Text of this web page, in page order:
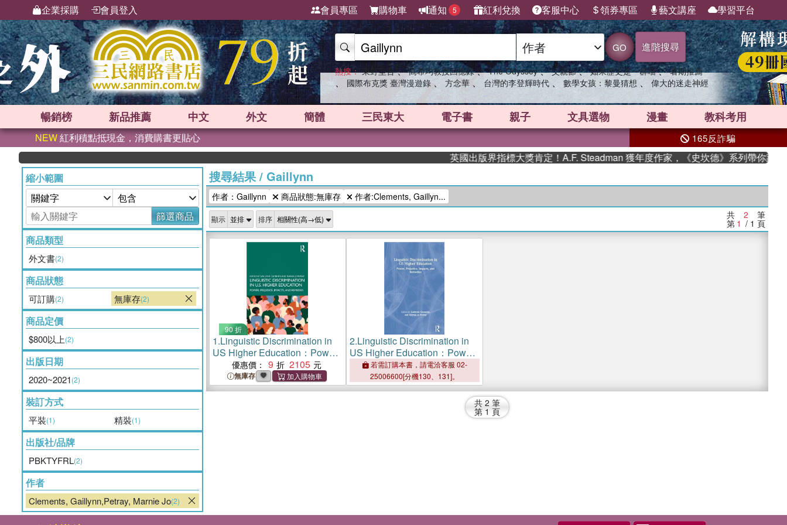
企業採購 會員登入 會員專區 購物車 通知 5 紅利兌換 客服中心 領券專區 藝文講座 學習平台
GO 進階搜尋
熱搜： 東野圭吾 、 高希均教授回憶錄 、 The Odyssey 、 父親節 、 如果歷史是一群喵 、 暑期推薦
、 國際布克獎 臺灣漫遊錄 、 方念華 、 台灣的李登輝時代 、 數學女孩：黎曼猜想 、 偉大的迷走神經
暢銷榜 新品推薦 中文 外文 簡體 三民東大 電子書 親子 文具選物 漫畫 教科考用
NEW紅利積點抵現金，消費購書更貼心 165反詐騙
英國出版界指標大獎肯定！A.F. Steadman 獲年度作家，《史坎德》系列帶你踏上熱
縮小範圍
篩選商品
商品類型
外文書(2)
商品狀態
可訂購(2) 無庫存(2)
商品定價
$800以上(2)
出版日期
2020~2021(2)
裝訂方式
平裝(1) 精裝(1)
出版社/品牌
PBKTYFRL(2)
作者
Clements, Gaillynn,Petray, Marnie Jo(2)
搜尋結果/ Gaillynn
作者：Gaillynn 商品狀態:無庫存 作者:Clements, Gaillyn...
顯示 排序 共 2 筆
第 1 / 1 頁
90 折
1.Linguistic Discrimination in
US Higher Education：Power,
Prejudice, Impacts, and
Remedies
優惠價： 9 2105
無庫存
2.Linguistic Discrimination in
US Higher Education：Power,
Prejudice, Impacts, and
Remedies
若需訂購本書，請電洽客服 02-
25006600[分機130、131]。
共 2 筆
第 1 頁